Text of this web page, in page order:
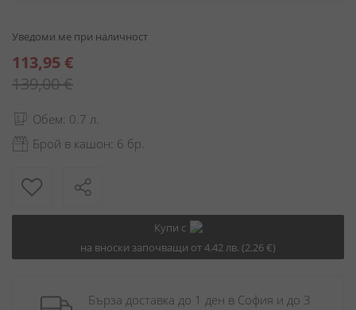
Уведоми ме при наличност
Специална
113,95 €
139,00 €
Обем: 0.7 л.
Брой в кашон: 6 бр.
Купи с
на вноски започващи от 4.42 лв. (2.26 €)
Бърза доставка до 1 ден в София и до 3